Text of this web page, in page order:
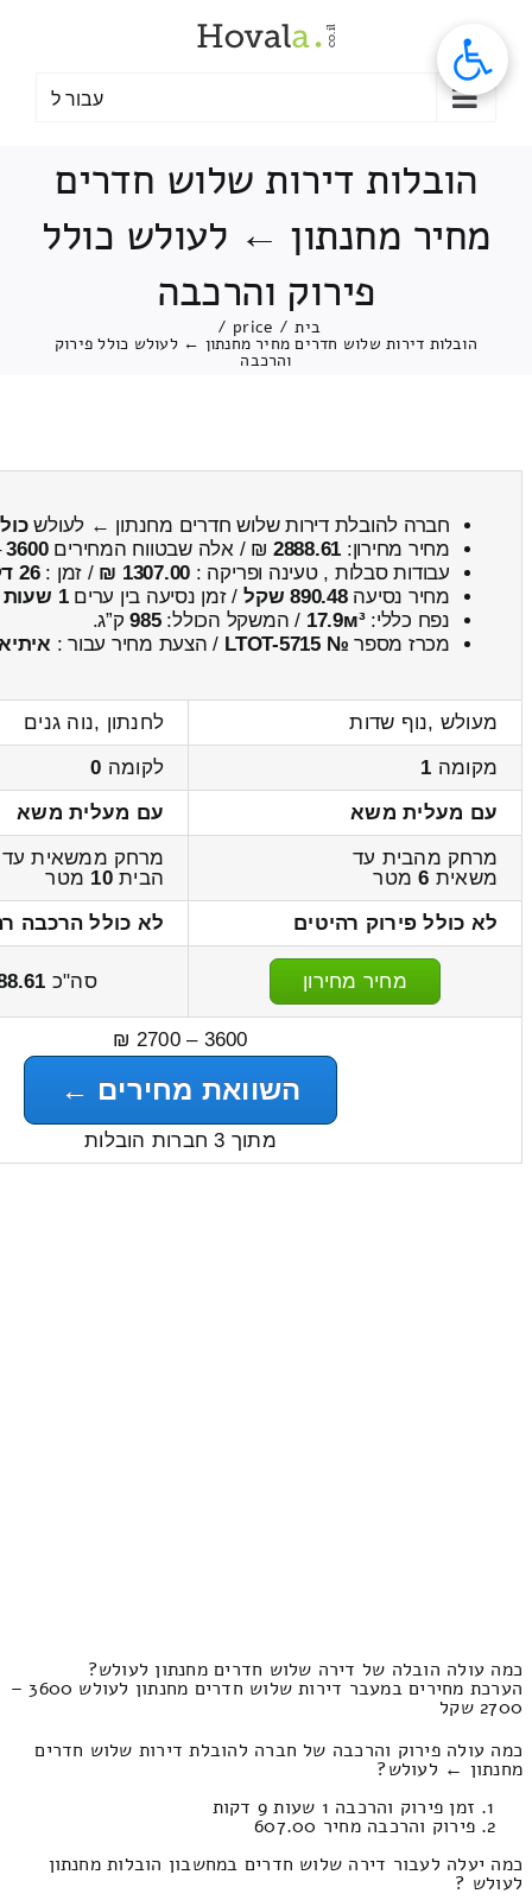
עבור ל
הובלות דירות שלוש חדרים
מחיר מחנתון ← לעולש כולל
פירוק והרכבה
בית /
price
/
הובלות דירות שלוש חדרים מחיר מחנתון ← לעולש כולל פירוק
והרכבה
חברה להובלת דירות שלוש חדרים מחנתון ← לעולש
מחיר מחירון: 2888.61 ₪ / אלה שבטווח המחירים3600
עבודות סבלות , טעינה ופריקה : 1307.00 ₪ / זמן :26 דקות 53 שניות
מחיר נסיעה890.48 שקל / זמן נסיעה בין ערים1 שעות , 10 דקות
נפח כללי:17.9м³ / המשקל הכולל:985ק”ג.
מכרז מספר № LTOT-5715 / הצעת מחיר עבור :
מעולש ,נוף שדות
לחנתון ,נוה גנים
מקומה 1 לקומה 0
עם מעלית משא
עם מעלית משא
מרחק מהבית עד
משאית 6מטר
מרחק ממשאית עד
הבית10 מטר
לא כולל פירוק רהיטים
לא כולל הרכבה
מחיר מחירון סה"כ
3600 – 2700 ₪
השוואת מחירים ←
מתוך 3 חברות הובלות
כמה עולה הובלה של דירה שלוש חדרים מחנתון לעולש?
הערכת מחירים במעבר דירות שלוש חדרים מחנתון לעולש 3600 –
2700 שקל
כמה עולה פירוק והרכבה של חברה להובלת דירות שלוש חדרים
מחנתון ← לעולש?
זמן פירוק והרכבה 1 שעות 9 דקות
פירוק והרכבה מחיר 607.00
כמה יעלה לעבור דירה שלוש חדרים במחשבון הובלות מחנתון
לעולש ?